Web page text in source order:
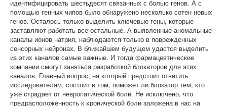
идентифицировать шестьдесят связанных с болью генов. А с
помощью генных чипов было обнаружено несколько сотен новых
генов. Осталось только выделить ключевые гены, которые
заставляют работать все остальные. А выявленные аномальные
каналы ионов натрия, наблюдаются только в поврежденных
сенсорных нейронах. В ближайшем будущем удастся выделить
из этих каналов самые важные. И тогда фармацевтические
компании смогут заняться разработкой блокаторов для этих
каналов. Главный вопрос, на который предстоит ответить
исследователям, состоит в том, поможет ли блокатор тем, кто
уже страдает от невропатической боли. Не исключено, что
предрасположенность к хронической боли заложена в нас на